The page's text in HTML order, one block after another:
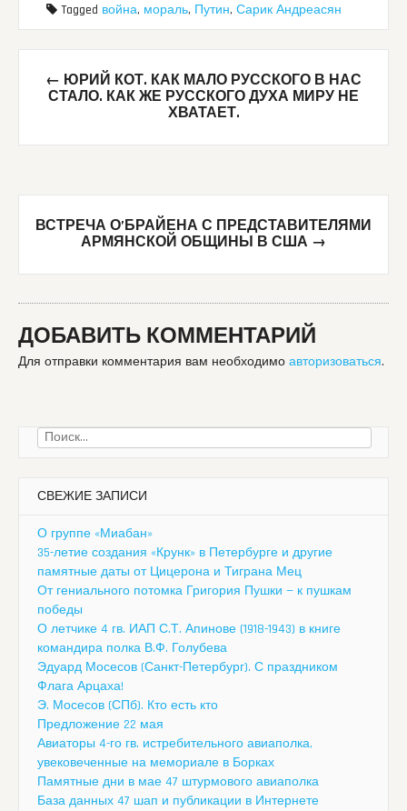
Tagged война, мораль, Путин, Сарик Андреасян
Post
navigation
← ЮРИЙ КОТ. КАК МАЛО РУССКОГО В НАС
СТАЛО. КАК ЖЕ РУССКОГО ДУХА МИРУ НЕ
ХВАТАЕТ.
ВСТРЕЧА О’БРАЙЕНА С ПРЕДСТАВИТЕЛЯМИ
АРМЯНСКОЙ ОБЩИНЫ В США →
ДОБАВИТЬ КОММЕНТАРИЙ
Для отправки комментария вам необходимо авторизоваться.
Найти:
СВЕЖИЕ ЗАПИСИ
О группе «Миабан»
35-летие создания «Крунк» в Петербурге и другие
памятные даты от Цицерона и Тиграна Мец
От гениального потомка Григория Пушки — к пушкам
победы
О летчике 4 гв. ИАП С.Т. Апинове (1918-1943) в книге
командира полка В.Ф. Голубева
Эдуард Мосесов (Санкт-Петербург). С праздником
Флага Арцаха!
Э. Мосесов (СПб). Кто есть кто
Предложение 22 мая
Авиаторы 4-го гв. истребительного авиаполка,
увековеченные на мемориале в Борках
Памятные дни в мае 47 штурмового авиаполка
База данных 47 шап и публикации в Интернете